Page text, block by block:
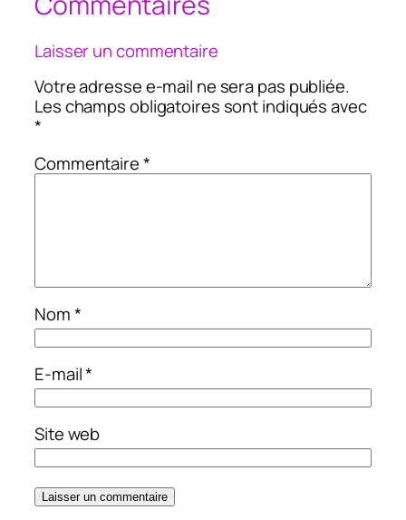
Laisser un commentaire
Votre adresse e-mail ne sera pas publiée.
Les champs obligatoires sont indiqués avec
*
Commentaire*
Nom*
E-mail*
Site web